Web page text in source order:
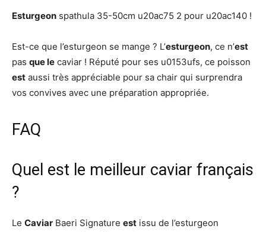
Esturgeon spathula 35-50cm u20ac75 2 pour u20ac140 !
Est-ce que l’esturgeon se mange ? L’esturgeon, ce n’est
pas que le caviar ! Réputé pour ses u0153ufs, ce poisson
est aussi très appréciable pour sa chair qui surprendra
vos convives avec une préparation appropriée.
FAQ
Quel est le meilleur caviar français
?
Le Caviar Baeri Signature est issu de l’esturgeon